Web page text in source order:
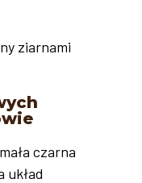
czarna
układ